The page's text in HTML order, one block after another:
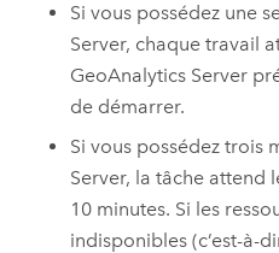
Si vous possédez une
Server, chaque travail
GeoAnalytics Server
de démarrer.
Si vous possédez trois
Server, la tâche attend
10 minutes. Si les
indisponibles (c’est-à-